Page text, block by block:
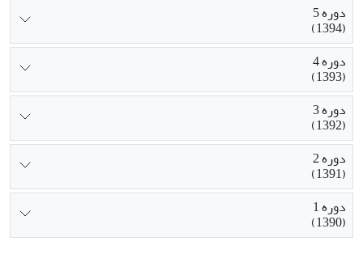
دوره 5
(1394)
دوره 4
(1393)
دوره 3
(1392)
دوره 2
(1391)
دوره 1
(1390)